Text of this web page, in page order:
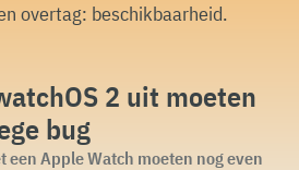
overtag: beschikbaarheid.
2 uit moeten
bug
Apple Watch moeten nog even